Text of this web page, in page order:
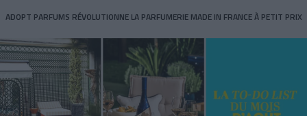
ADOPT PARFUMS RÉVOLUTIONNE LA PARFUMERIE MADE IN FRANCE À PETIT PRIX